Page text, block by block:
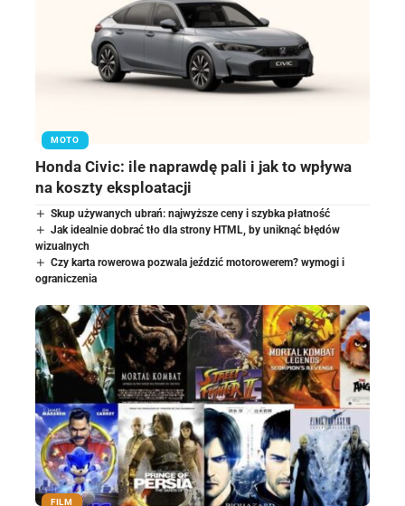
MOTO
Honda Civic: ile naprawdę pali i jak to wpływa
na koszty eksploatacji
Skup używanych ubrań: najwyższe ceny i szybka płatność
Jak idealnie dobrać tło dla strony HTML, by uniknąć błędów
wizualnych
Czy karta rowerowa pozwala jeździć motorowerem? wymogi i
ograniczenia
FILM